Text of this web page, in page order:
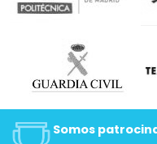
Somos